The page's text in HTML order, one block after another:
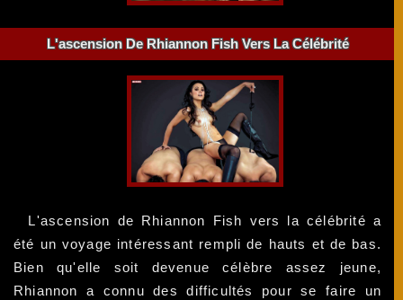
L'ascension De Rhiannon Fish Vers La Célébrité
L'ascension de Rhiannon Fish vers la célébrité a
été un voyage intéressant rempli de hauts et de bas.
Bien qu'elle soit devenue célèbre assez jeune,
Rhiannon a connu des difficultés pour se faire un